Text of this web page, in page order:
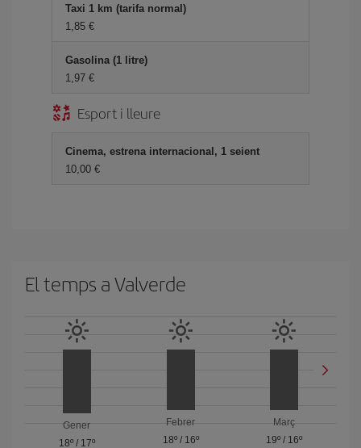
Taxi 1 km (tarifa normal)
1,85
Gasolina (1 litre)
1,97
Esport i lleure
Cinema, estrena internacional, 1 seient
10,00
El temps a Valverde
Gener
18º/ 17º
Febrer
18º/ 16º
Març
19º / 16º